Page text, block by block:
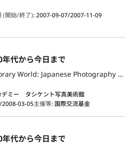
(開始/終了):2007-09-07/2007-11-09
代から今日まで
Gazing at the Contemporary World: Japanese Photography from the 1970s to the Present
デミー タシケント写真美術館
03-05主催等: 国際交流基金
代から今日まで